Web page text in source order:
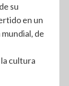
su
en un
de
cultura